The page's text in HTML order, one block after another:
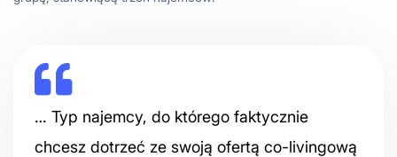
… Typ najemcy, do którego faktycznie
chcesz dotrzeć ze swoją ofertą co-livingową